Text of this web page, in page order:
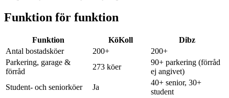
Funktion för funktion
Funktion KöKoll
Dibz
Antal bostadsköer
200+
200+
Parkering, garage &
förråd
273 köer
90+ parkering (förråd
ej angivet)
Student- och seniorköer
Ja
40+ senior, 30+
student